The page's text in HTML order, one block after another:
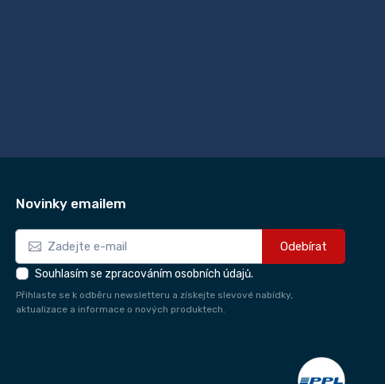
Novinky emailem
Odebírat
Souhlasím se zpracováním osobních údajů.
Přihlaste se k odběru newsletteru a získejte slevové nabídky,
aktualizace a informace o nových produktech.